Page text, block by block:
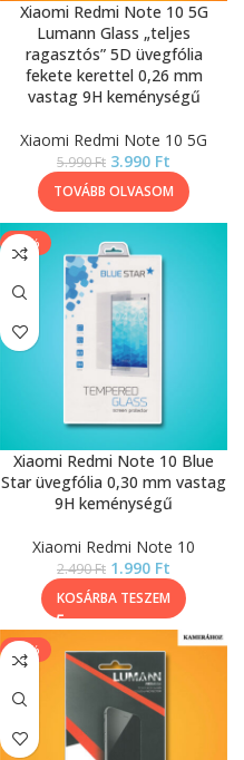
Xiaomi Redmi Note 10 5G
Lumann Glass „teljes
ragasztós” 5D üvegfólia
fekete kerettel 0,26 mm
vastag 9H keménységű
Xiaomi Redmi Note 10 5G
5.990Ft 3.990 Ft
TOVÁBB OLVASOM
-20%
Xiaomi Redmi Note 10 Blue
Star üvegfólia 0,30 mm vastag
9H keménységű
Xiaomi Redmi Note 10
2.490Ft 1.990 Ft
KOSÁRBA TESZEM
-13%